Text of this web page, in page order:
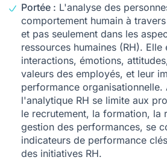
Portée : L'analyse des
comportement humain à
et pas seulement dans les
ressources humaines (RH). Elle
interactions, émotions,
valeurs des employés, et leur
performance organisationnelle.
l'analytique RH se limite aux
le recrutement, la formation, la
gestion des performances, se
indicateurs de performance
des initiatives RH.